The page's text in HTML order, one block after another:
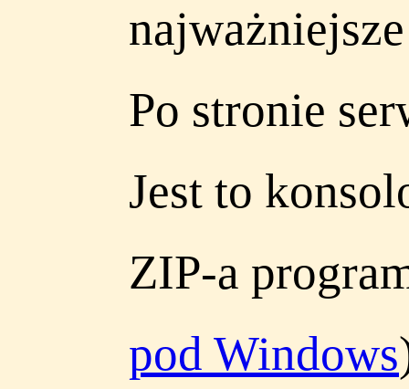
Po stronie
Jest to
ZIP-a
pod Windows